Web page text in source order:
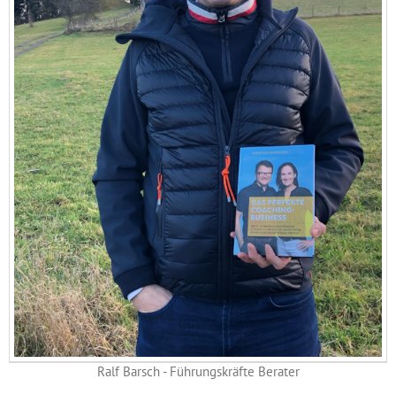
Ralf Barsch - Führungskräfte Berater